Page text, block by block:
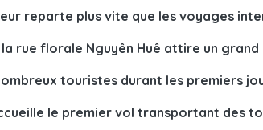
reparte plus vite que les voyages
la rue florale Nguyên Huê attire un
touristes durant les premiers
le premier vol transportant des